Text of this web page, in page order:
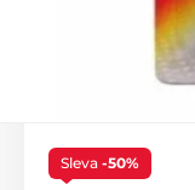
Sleva -50%